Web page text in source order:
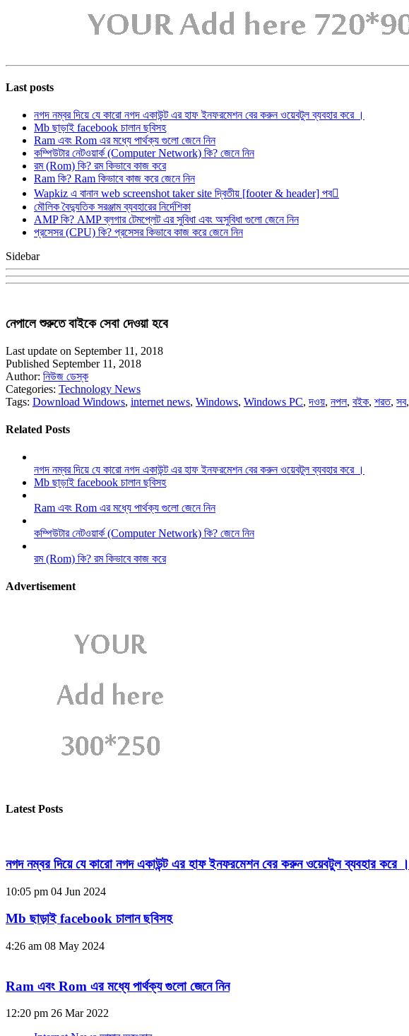
Last posts
নগদ নম্বর দিয়ে যে কারো নগদ একাউন্ট এর হাফ ইনফরমেশন বের করুন ওয়েবটুল ব্যবহার করে ।
Mb ছাড়াই facebook চালান ছবিসহ
Ram এবং Rom এর মধ্যে পার্থক্য গুলো জেনে নিন
কম্পিউটার নেটওয়ার্ক (Computer Network) কি? জেনে নিন
রম (Rom) কি? রম কিভাবে কাজ করে
Ram কি? Ram কিভাবে কাজ করে জেনে নিন
Wapkiz এ বানান web screenshot taker site দ্বিতীয় [footer & header] পব
মৌলিক বৈদ্যুতিক সরঞ্জাম ব্যবহারের নির্দেশিকা
AMP কি? AMP ব্লগার টেমপ্লেট এর সুবিধা এবং অসুবিধা গুলো জেনে নিন
প্রসেসর (CPU) কি? প্রসেসর কিভাবে কাজ করে জেনে নিন
Sidebar
নেপালে শুরুতে বাইকে সেবা দেওয়া হবে
Last update on September 11, 2018
Published September 11, 2018
Author: নিউজ ডেস্ক
Categories: Technology News
Tags: Download Windows, internet news, Windows, Windows PC,দওয়, নপল, বইক, শরত, সব,
Related Posts
নগদ নম্বর দিয়ে যে কারো নগদ একাউন্ট এর হাফ ইনফরমেশন বের করুন ওয়েবটুল ব্যবহার করে ।
Mb ছাড়াই facebook চালান ছবিসহ
Ram এবং Rom এর মধ্যে পার্থক্য গুলো জেনে নিন
কম্পিউটার নেটওয়ার্ক (Computer Network) কি? জেনে নিন
রম (Rom) কি? রম কিভাবে কাজ করে
Advertisement
Latest Posts
নগদ নম্বর দিয়ে যে কারো নগদ একাউন্ট এর হাফ ইনফরমেশন বের করুন ওয়েবটুল ব্যবহার করে ।
10:05 pm 04 Jun 2024
Mb ছাড়াই facebook চালান ছবিসহ
4:26 am 08 May 2024
Ram এবং Rom এর মধ্যে পার্থক্য গুলো জেনে নিন
12:20 pm 26 Mar 2022